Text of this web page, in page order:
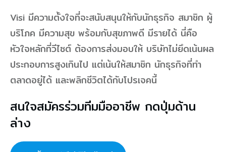
Visi มีความตั้งใจที่จะสนับสนุนให้กับนักธุรกิจ สมาชิก ผู้
บริโภค มีความสุข พร้อมกับสุขภาพดี มีรายได้ นี่คือ
หัวใจหลักที่วีไซต์ ต้องการส่งมอบให้ บริษัทไม่ยึดเน้นผล
ประกอบการสูงเกินไป แต่เน้นให้สมาชิก นักธุรกิจที่ทำ
ตลาดอยู่ได้ และพลิกชีวิตได้กับโปรเจคนี้
สนใจสมัครร่วมทีมมืออาชีพ กดปุ่มด้าน
ล่าง